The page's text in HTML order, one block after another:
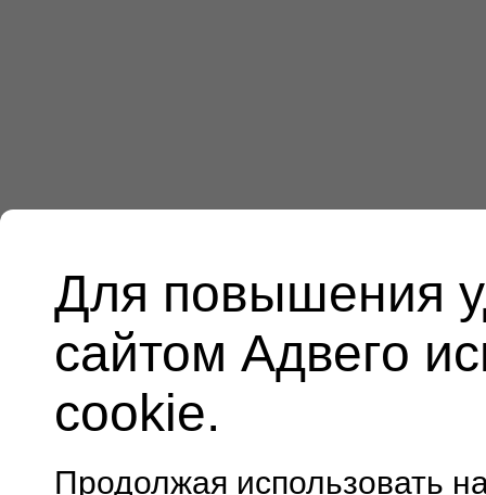
Для повышения
сайтом Адвего
cookie.
Продолжая использовать